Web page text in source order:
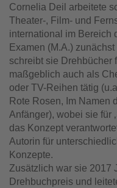
Cornelia Deil arbeitete
Theater-, Film- und
international im Bereich
Examen (M.A.)
schreibt sie Drehbücher
maßgeblich auch als
oder TV-Reihen tätig
Rote Rosen, Im Namen
Anfänger), wobei sie für
das Konzept
Autorin für
Konzepte.
Zusätzlich war sie 2017
Drehbuchpreis und